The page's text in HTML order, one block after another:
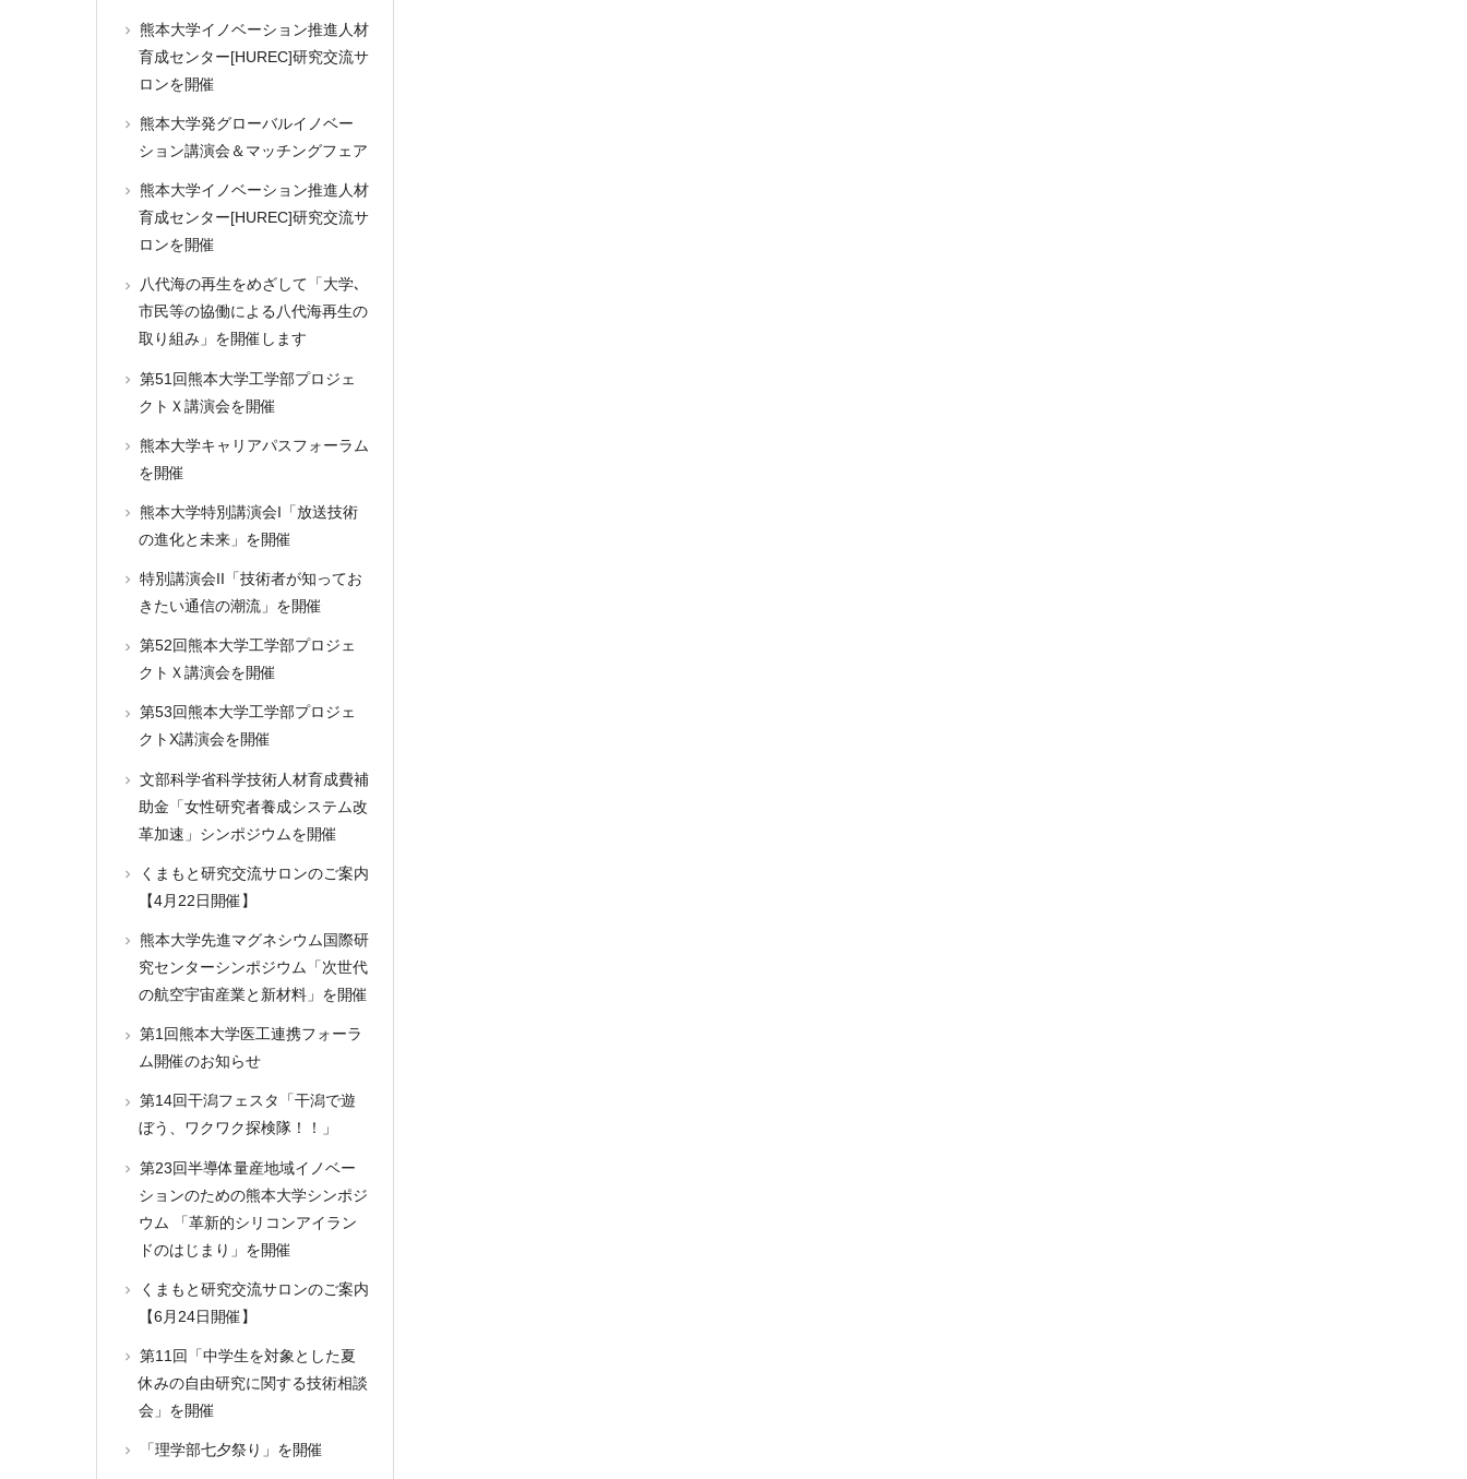
熊本大学イノベーション推進人材
育成センター[HUREC]研究交流サ
ロンを開催
熊本大学発グローバルイノベー
ション講演会＆マッチングフェア
熊本大学イノベーション推進人材
育成センター[HUREC]研究交流サ
ロンを開催
八代海の再生をめざして「大学､
市民等の協働による八代海再生の
取り組み」を開催します
第51回熊本大学工学部プロジェ
クトＸ講演会を開催
熊本大学キャリアパスフォーラム
を開催
熊本大学特別講演会I「放送技術
の進化と未来」を開催
特別講演会II「技術者が知ってお
きたい通信の潮流」を開催
第52回熊本大学工学部プロジェ
クトＸ講演会を開催
第53回熊本大学工学部プロジェ
クトX講演会を開催
文部科学省科学技術人材育成費補
助金「女性研究者養成システム改
革加速」シンポジウムを開催
くまもと研究交流サロンのご案内
【4月22日開催】
熊本大学先進マグネシウム国際研
究センターシンポジウム「次世代
の航空宇宙産業と新材料」を開催
第1回熊本大学医工連携フォーラ
ム開催のお知らせ
第14回干潟フェスタ「干潟で遊
ぼう、ワクワク探検隊！！」
第23回半導体量産地域イノベー
ションのための熊本大学シンポジ
ウム 「革新的シリコンアイラン
ドのはじまり」を開催
くまもと研究交流サロンのご案内
【6月24日開催】
第11回「中学生を対象とした夏
休みの自由研究に関する技術相談
会」を開催
「理学部七夕祭り」を開催